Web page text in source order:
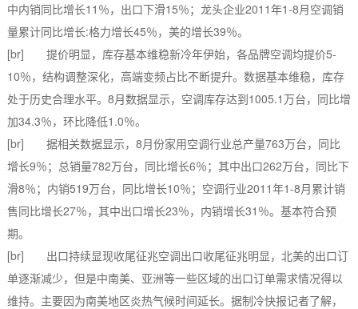
中内销同比增长11％，出口下滑15％；龙头企业2011年1-8月空调销
量累计同比增长:格力增长45％，美的增长39％。
[br] 提价明显，库存基本维稳新冷年伊始，各品牌空调均提价5-
10％，结构调整深化，高端变频占比不断提升。数据基本维稳，库存
处于历史合理水平。8月数据显示，空调库存达到1005.1万台，同比增
加34.3％，环比降低1.0％。
[br] 据相关数据显示，8月份家用空调行业总产量763万台，同比
增长9％；总销量782万台，同比增长6％；其中出口262万台，同比下
滑8％；内销519万台，同比增长10％；空调行业2011年1-8月累计销
售同比增长27％，其中出口增长23％，内销增长31％。基本符合预
期。
[br] 出口持续显现收尾征兆空调出口收尾征兆明显，北美的出口订
单逐渐减少，但是中南美、亚洲等一些区域的出口订单需求情况得以
维持。主要因为南美地区炎热气候时间延长。据制冷快报记者了解，